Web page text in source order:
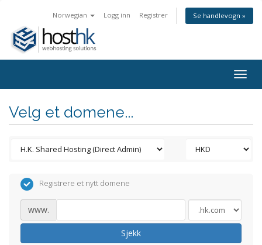
Norwegian Logg inn Registrer Se handlevogn »
Velg et domene...
Registrere et nytt domene
www.
Sjekk